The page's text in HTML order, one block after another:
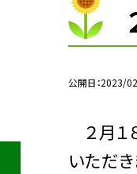
公開日 2023/
２月１
いただ